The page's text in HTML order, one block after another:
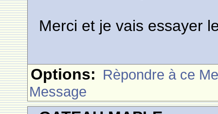
Merci et je vais essayer
Options: Rèpondre à ce
Message